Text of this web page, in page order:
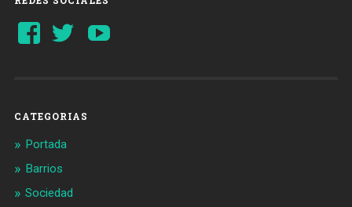
Ver
perfil
Ver
perfil
CATEGORIAS
Portada
Barrios
Sociedad